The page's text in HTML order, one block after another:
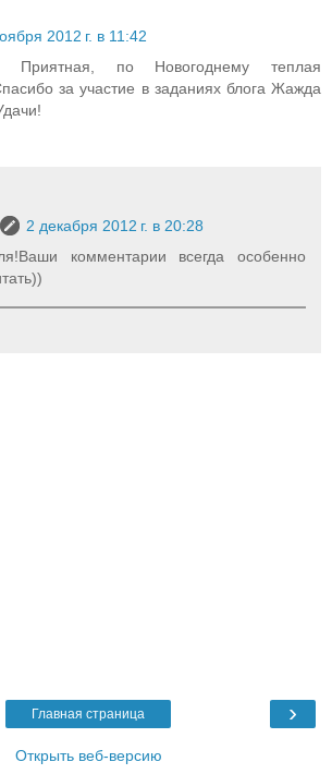
2012 г. в 11:42
Приятная, по Новогоднему теплая
за участие в заданиях блога Жажда
2 декабря 2012 г. в 20:28
комментарии всегда особенно
›
Главная страница
Открыть веб-версию